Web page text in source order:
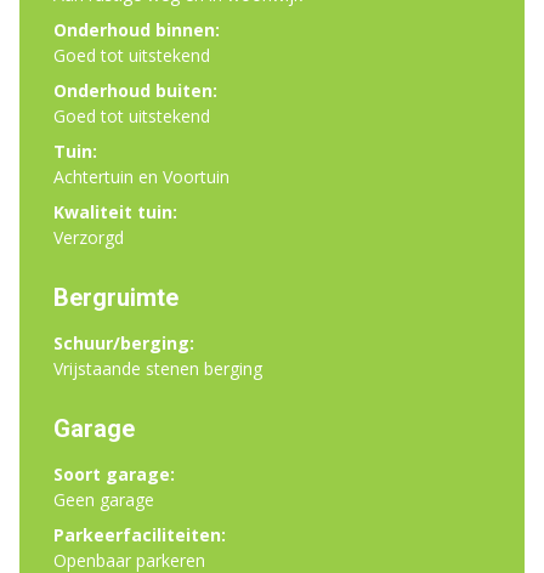
Onderhoud binnen:
Goed tot uitstekend
Onderhoud buiten:
Goed tot uitstekend
Tuin:
Achtertuin en Voortuin
Kwaliteit tuin:
Verzorgd
Bergruimte
Schuur/berging:
Vrijstaande stenen berging
Garage
Soort garage:
Geen garage
Parkeerfaciliteiten:
Openbaar parkeren